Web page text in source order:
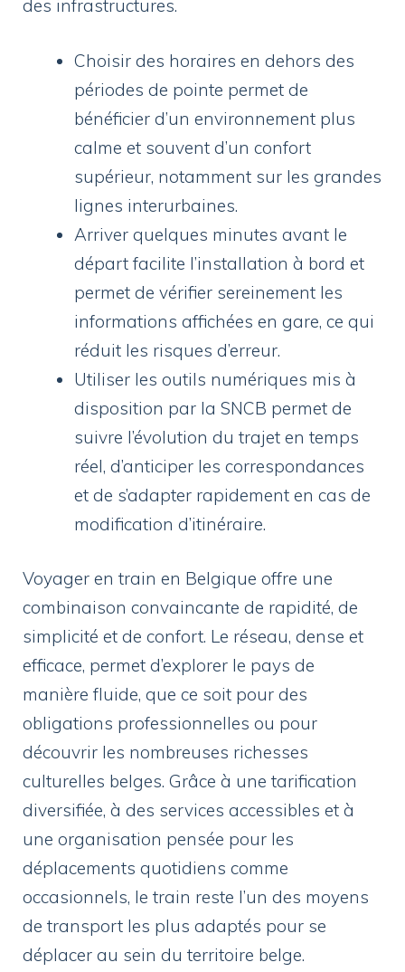
des infrastructures.
Choisir des horaires en dehors des
périodes de pointe permet de
bénéficier d’un environnement plus
calme et souvent d’un confort
supérieur, notamment sur les grandes
lignes interurbaines.
Arriver quelques minutes avant le
départ facilite l’installation à bord et
permet de vérifier sereinement les
informations affichées en gare, ce qui
réduit les risques d’erreur.
Utiliser les outils numériques mis à
disposition par la SNCB permet de
suivre l’évolution du trajet en temps
réel, d’anticiper les correspondances
et de s’adapter rapidement en cas de
modification d’itinéraire.
Voyager en train en Belgique offre une
combinaison convaincante de rapidité, de
simplicité et de confort. Le réseau, dense et
efficace, permet d’explorer le pays de
manière fluide, que ce soit pour des
obligations professionnelles ou pour
découvrir les nombreuses richesses
culturelles belges. Grâce à une tarification
diversifiée, à des services accessibles et à
une organisation pensée pour les
déplacements quotidiens comme
occasionnels, le train reste l’un des moyens
de transport les plus adaptés pour se
déplacer au sein du territoire belge.